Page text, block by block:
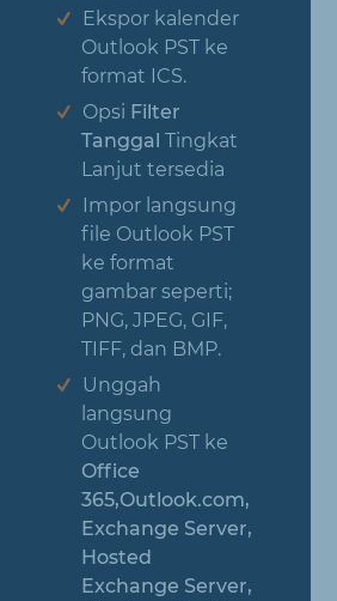
Ekspor kalender
Outlook PST ke
format ICS.
Opsi Filter
Tanggal Tingkat
Lanjut tersedia
Impor langsung
file Outlook PST
ke format
gambar seperti;
PNG, JPEG, GIF,
TIFF, dan BMP.
Unggah
langsung
Outlook PST ke
Office
365,Outlook.com,
Exchange Server,
Hosted
Exchange Server,